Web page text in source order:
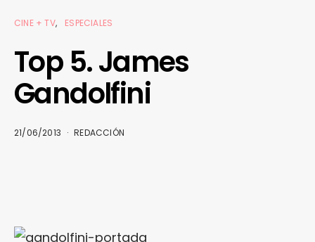
CINE + TV ESPECIALES
Top 5. James
Gandolfini
21/06/2013 REDACCIÓN